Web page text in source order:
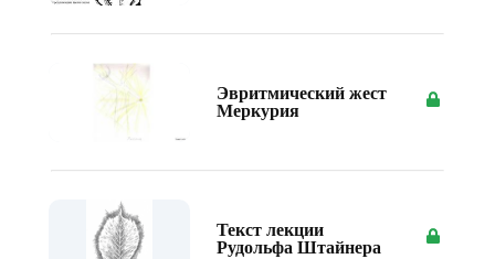
Эвритмический жест
Меркурия
Текст лекции
Рудольфа Штайнера